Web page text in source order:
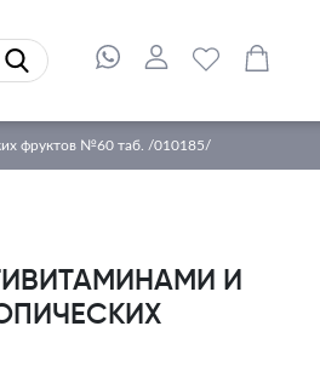
фруктов №60 таб. /010185/
И